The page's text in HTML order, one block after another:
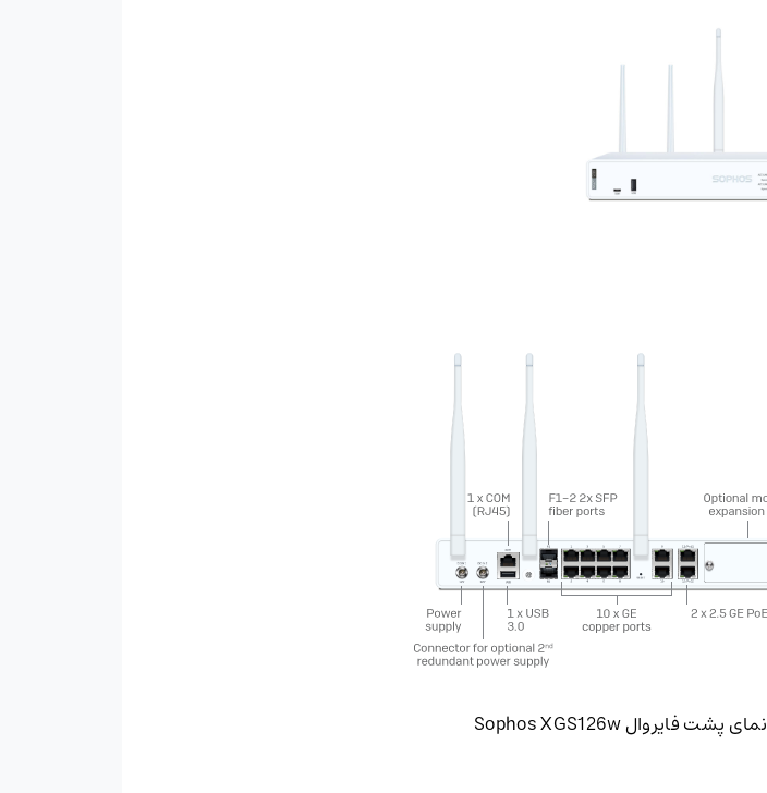
نمای ‌‌‌‌‌پشت فایروال Sophos XGS126w